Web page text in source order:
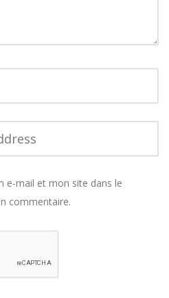
e-mail et mon site dans le
commentaire.